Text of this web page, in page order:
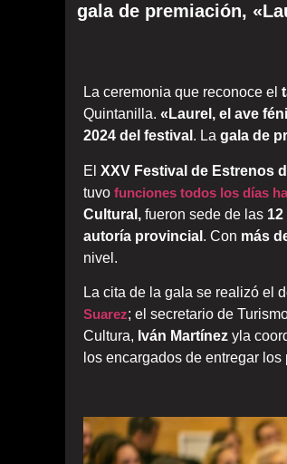
gala de premiación,
La ceremonia que reconoce el
Quintanilla. «Laurel, el ave
2024 del festival . La gala de
El XXV Festival de Estrenos
tuvo funciones todos los días
Cultural, fueron sede de las
autoría provincial . Con más
nivel.
La cita de la gala se realizó el
Suarez; el secretario de
Cultura, Iván Martínez yla
los encargados de entregar los